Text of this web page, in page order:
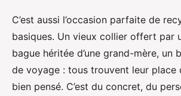
C’est aussi l’occasion parfaite de
basiques. Un vieux collier offert par
bague héritée d’une grand-mère, un
de voyage : tous trouvent leur place
bien pensé. C’est du concret, du